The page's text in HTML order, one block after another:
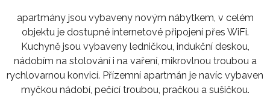
apartmány jsou vybaveny novým nábytkem, v celém
objektu je dostupné internetové připojení přes WiFi.
Kuchyně jsou vybaveny ledničkou, indukční deskou,
nádobím na stolování i na vaření, mikrovlnou troubou a
rychlovarnou konvicí. Přízemní apartmán je navíc vybaven
myčkou nádobí, pečící troubou, pračkou a sušičkou.